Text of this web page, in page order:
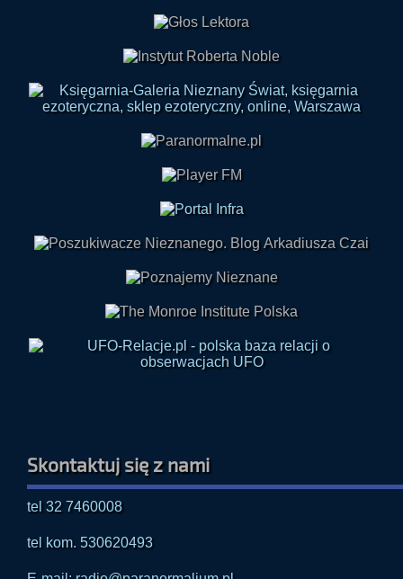
Skontaktuj się z nami
tel 32 7460008
tel kom. 530620493